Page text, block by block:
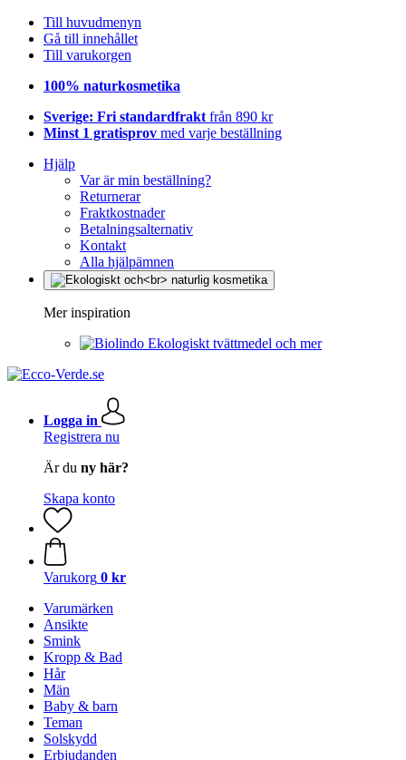
Till huvudmenyn
Gå till innehållet
Till varukorgen
100% naturkosmetika
Sverige: Fri standardfrakt från 890 kr
Minst 1 gratisprov med varje beställning
Hjälp
Var är min beställning?
Returnerar
Fraktkostnader
Betalningsalternativ
Kontakt
Alla hjälpämnen
Mer inspiration
Ekologiskt tvättmedel och mer
Logga in
Registrera nu
Är du ny här?
Skapa konto
Varukorg 0 kr
Varumärken
Ansikte
Smink
Kropp & Bad
Hår
Män
Baby & barn
Teman
Solskydd
Erbjudanden